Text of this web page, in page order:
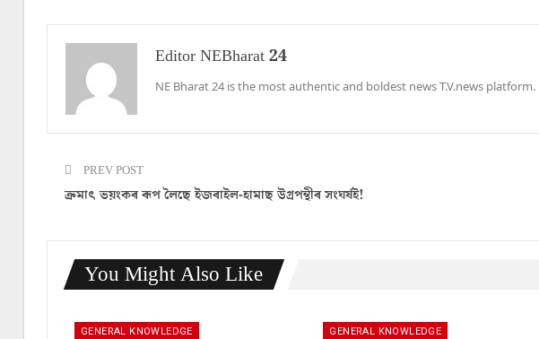
Editor NEBharat 24
NE Bharat 24 is the most authentic and boldest news T.V.news platform.
PREV POST
ক্ৰমাৎ ভয়ংকৰ ৰূপ লৈছে ইজৰাইল-হামাছ উগ্ৰপন্থীৰ সংঘৰ্ষই!
You Might Also Like
GENERAL KNOWLEDGE GENERAL KNOWLEDGE